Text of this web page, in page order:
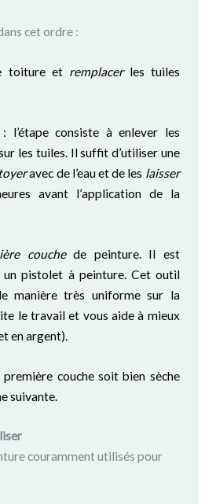
cet ordre :
toiture et remplacerles tuiles
consiste à enlever les
les tuiles. Il suffit d’utiliser une
avec de l’eau et de les laisser
avant l’application de la
couchede peinture. Il est
un pistolet à peinture. Cet outil
manière très uniforme sur la
le travail et vous aide à mieux
en argent).
couche soit bien sèche
suivante.
couramment utilisés pour